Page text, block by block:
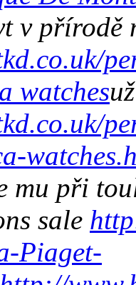
v přírodě
watches
mu při
sale
Piaget-